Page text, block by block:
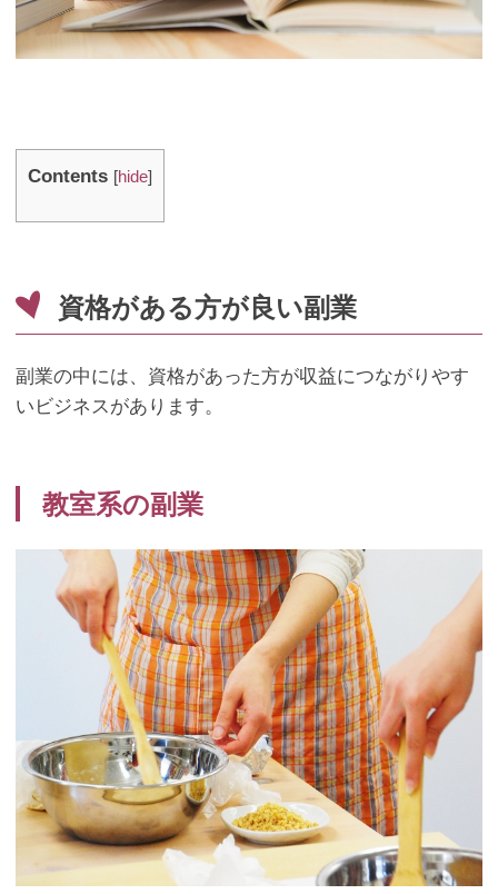
Contents [hide]
資格がある方が良い副業
副業の中には、資格があった方が収益につながりやす
いビジネスがあります。
教室系の副業